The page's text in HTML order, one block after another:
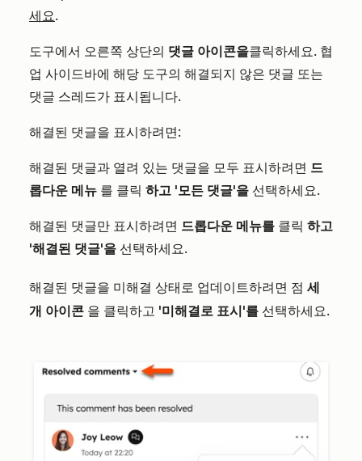
세요.
도구에서 오른쪽 상단의 댓글 아이콘을클릭하세요. 협
업 사이드바에 해당 도구의 해결되지 않은 댓글 또는
댓글 스레드가 표시됩니다.
해결된 댓글을 표시하려면:
해결된 댓글과 열려 있는 댓글을 모두 표시하려면 드
롭다운 메뉴 를 클릭 하고 '모든 댓글'을 선택하세요.
해결된 댓글만 표시하려면 드롭다운 메뉴를 클릭 하고
'해결된 댓글'을 선택하세요.
해결된 댓글을 미해결 상태로 업데이트하려면 점 세
개 아이콘 을 클릭하고 '미해결로 표시'를 선택하세요.